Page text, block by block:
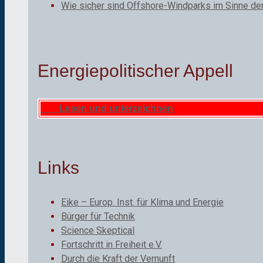
Wie sicher sind Offshore-Windparks im Sinne
Energiepolitischer Appell
Lesen und unterzeichnen
Links
Eike – Europ. Inst. für Klima und Energie
Bürger für Technik
Science Skeptical
Fortschritt in Freiheit e.V.
Durch die Kraft der Vernunft